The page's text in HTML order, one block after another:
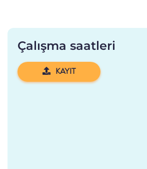
Çalışma saatleri
KAYIT